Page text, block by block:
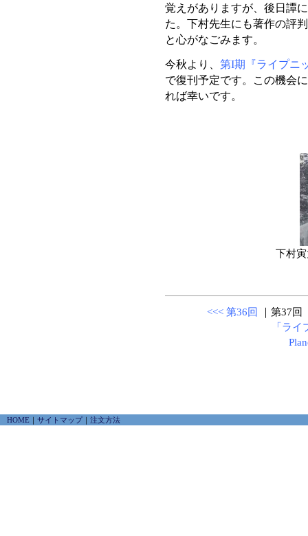
覚えがありますが、後日譚
た。下村先生にも著作の評
と心がなごみます。
今秋より、 第I期『ライプニ
で復刊予定です。この機会
れば幸いです。
下村
<<< 第36回
｜第37
「ラ
HOME ｜ サイトマップ｜ 注文方法